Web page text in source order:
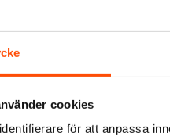
cookies
för att anpassa
direkt i